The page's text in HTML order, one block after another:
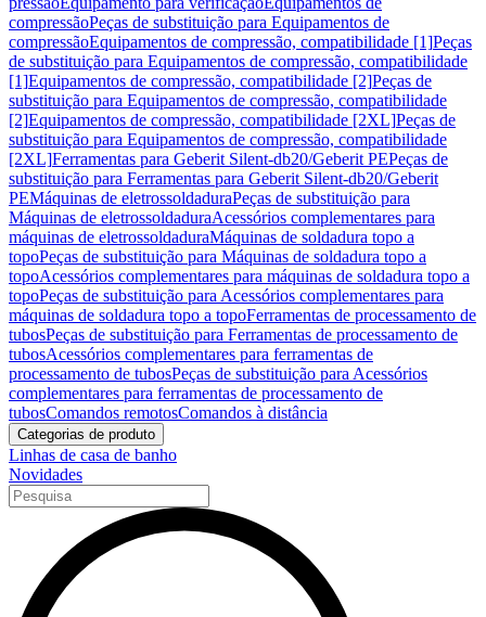
compressãoPeças de substituição para Equipamentos de
compressãoEquipamentos de compressão, compatibilidade [1]Peças
de substituição para Equipamentos de compressão, compatibilidade
[1]Equipamentos de compressão, compatibilidade [2]Peças de
substituição para Equipamentos de compressão, compatibilidade
[2]Equipamentos de compressão, compatibilidade [2XL]Peças de
substituição para Equipamentos de compressão, compatibilidade
[2XL]Ferramentas para Geberit Silent-db20/Geberit PEPeças de
substituição para Ferramentas para Geberit Silent-db20/Geberit
PEMáquinas de eletrossoldaduraPeças de substituição para
Máquinas de eletrossoldaduraAcessórios complementares para
máquinas de eletrossoldaduraMáquinas de soldadura topo a
topoPeças de substituição para Máquinas de soldadura topo a
topoAcessórios complementares para máquinas de soldadura topo a
topoPeças de substituição para Acessórios complementares para
máquinas de soldadura topo a topoFerramentas de processamento de
tubosPeças de substituição para Ferramentas de processamento de
tubosAcessórios complementares para ferramentas de
processamento de tubosPeças de substituição para Acessórios
complementares para ferramentas de processamento de
tubosComandos remotosComandos à distância
Categorias de produto
Linhas de casa de banho
Novidades